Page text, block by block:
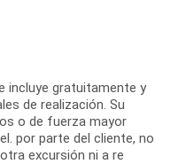
incluye gratuitamente y
de realización. Su
o de fuerza mayor
por parte del cliente, no
excursión ni a re